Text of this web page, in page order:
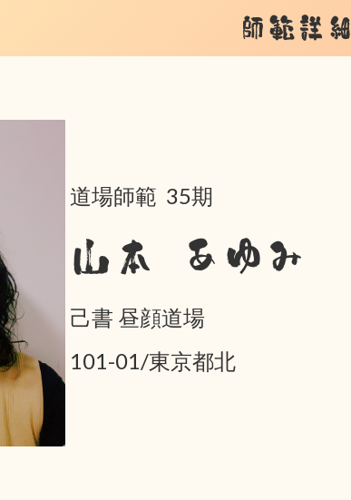
師範詳細
道場師範 35期
山本 あゆみ
己書 昼顔道場
101-01/東京都北